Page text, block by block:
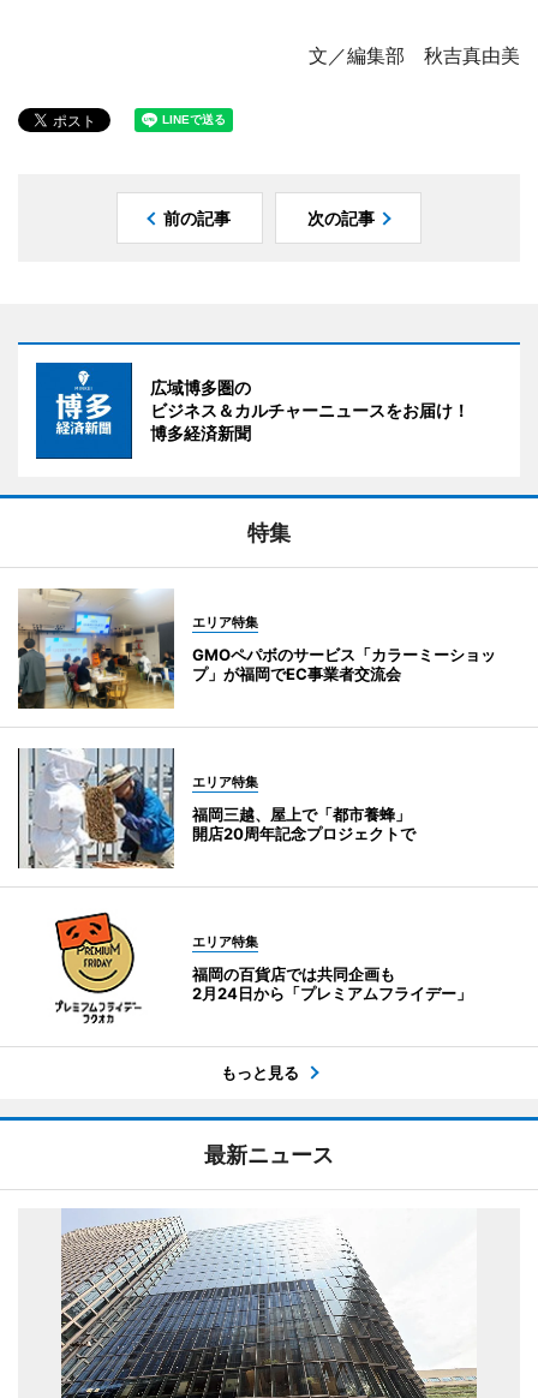
文／編集部 秋吉真由美
前の記事 次の記事
広域博多圏の
ビジネス＆カルチャーニュースをお届け！
博多経済新聞
特集
エリア特集
GMOペパボのサービス「カラーミーショッ
プ」が福岡でEC事業者交流会
エリア特集
福岡三越、屋上で「都市養蜂」
開店20周年記念プロジェクトで
エリア特集
福岡の百貨店では共同企画も
2月24日から「プレミアムフライデー」
もっと見る
最新ニュース